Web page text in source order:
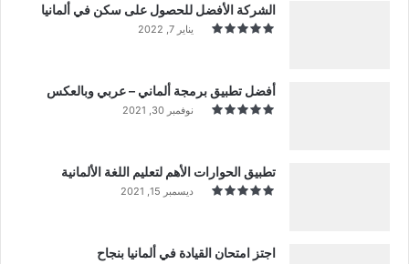
الشركة الأفضل للحصول على سكن في ألمانيا
يناير 7, 2022
أفضل تطبيق برمجة ألماني – عربي وبالعكس
نوفمبر 30, 2021
تطبيق الحوارات الأهم لتعليم اللغة الألمانية
ديسمبر 15, 2021
اجتز امتحان القيادة في ألمانيا بنجاح